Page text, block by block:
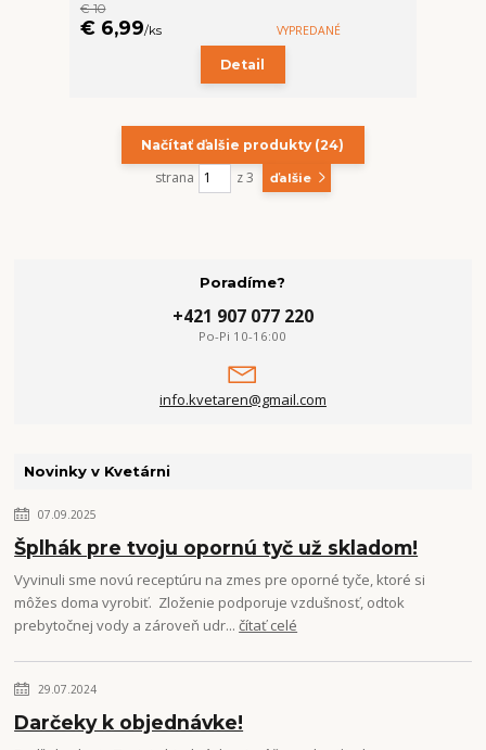
€ 10
€ 6,99/ks VYPREDANÉ
Detail
Načítať ďalšie produkty (24)
strana z 3 ďalšie
Poradíme?
+421 907 077 220
Po-Pi 10-16:00
info.kvetaren@gmail.com
Novinky v Kvetárni
07.09.2025
Šplhák pre tvoju opornú tyč už skladom!
Vyvinuli sme novú receptúru na zmes pre oporné tyče, ktoré si
môžes doma vyrobiť. Zloženie podporuje vzdušnosť, odtok
prebytočnej vody a zároveň udr...čítať celé
29.07.2024
Darčeky k objednávke!